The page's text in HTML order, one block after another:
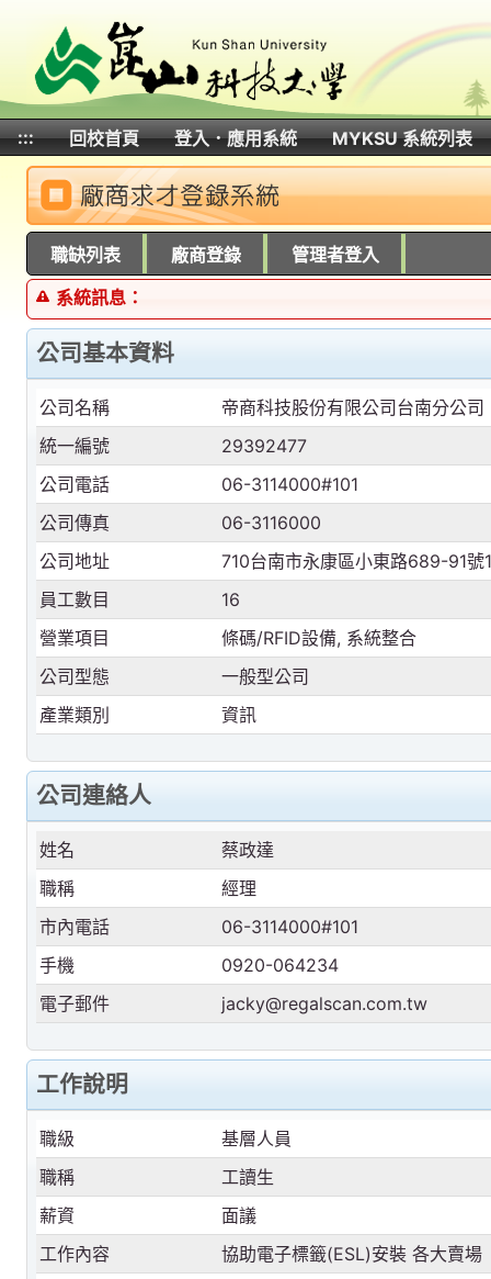
::: 回校首頁 登入．應用系統
MYKSU 系統列表
職缺列表 廠商登錄 管理者登入
系統訊息：
公司基本資料
公司名稱
帝商科技股份有限公司台南分公司
統一編號
29392477
公司電話
06-3114000#101
公司傳真
06-3116000
公司地址
710台南市永康區小東路689-91號
員工數目
16
營業項目
條碼/RFID設備, 系統整合
公司型態
一般型公司
產業類別
資訊
公司連絡人
姓名
蔡政達
職稱
經理
市內電話
06-3114000#101
手機
0920-064234
電子郵件
jacky@regalscan.com.tw
工作說明
職級
基層人員
職稱
工讀生
薪資
面議
工作內容
協助電子標籤(ESL)安裝 各大賣場